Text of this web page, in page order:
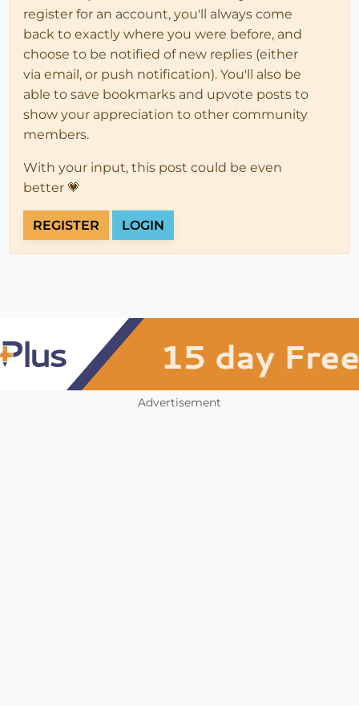
register for an account, you'll always come
back to exactly where you were before, and
choose to be notified of new replies (either
via email, or push notification). You'll also be
able to save bookmarks and upvote posts to
show your appreciation to other community
members.
With your input, this post could be even
better 💗
REGISTER LOGIN
Advertisement